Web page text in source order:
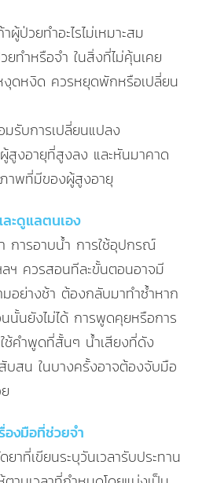
ผู้ป่วยทำอะไรไม่เหมาะสม
ยทำหรือจำ ในสิ่งที่ไม่คุ้นเคย
ดหงิด ควรหยุดพักหรือเปลี่ยน
รับการเปลี่ยนแปลง
สูงอายุที่สูงลง และหันมาคาด
าพที่มีของผู้สูงอายุ
ะดูแลตนเอง
การอาบน้ำ การใช้อุปกรณ์
ฯ ควรสอนทีละขั้นตอนอาจมี
มอย่างช้า ต้องกลับมาทำซ้ำหาก
นั้นยังไม่ได้ การพูดคุยหรือการ
ช้คำพูดที่สั้นๆ น้ำเสียงที่ดัง
บสน ในบางครั้งอาจต้องจับมือ
องมือที่ช่วยจำ
าที่เขียนระบุวันเวลารับประทาน